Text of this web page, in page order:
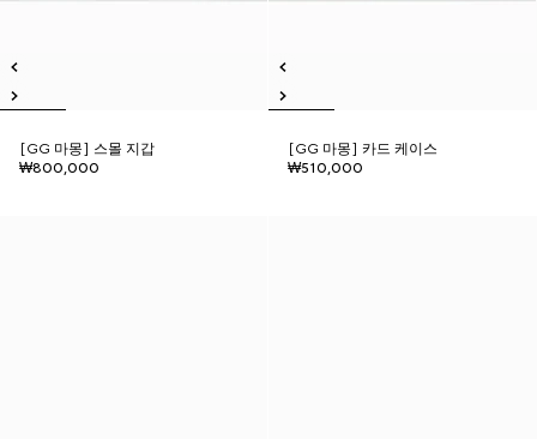
[GG 마몽] 스몰 지갑
₩800,000
[GG 마몽] 카드 케이스
₩510,000